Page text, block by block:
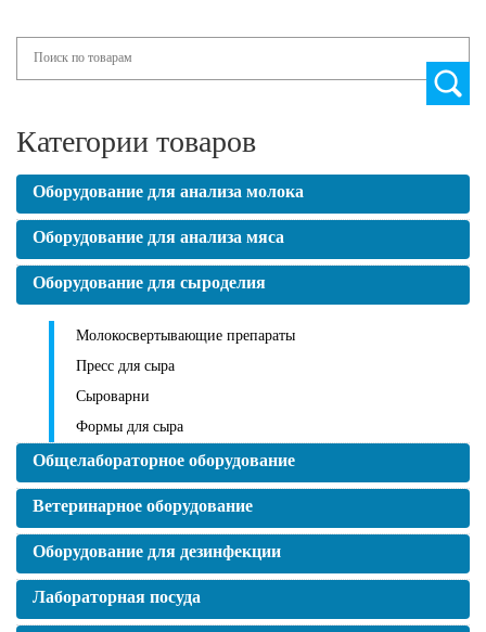
Категории товаров
Оборудование для анализа молока
Оборудование для анализа мяса
Оборудование для сыроделия
Молокосвертывающие препараты
Пресс для сыра
Сыроварни
Формы для сыра
Общелабораторное оборудование
Ветеринарное оборудование
Оборудование для дезинфекции
Лабораторная посуда